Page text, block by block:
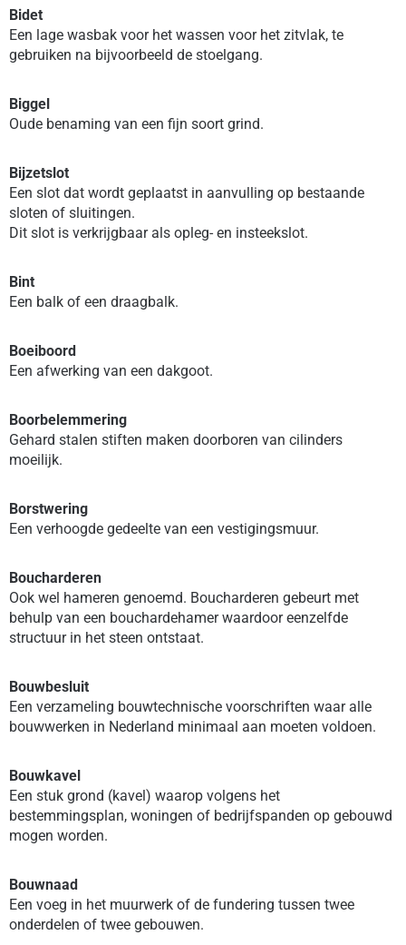
Bidet
Een lage wasbak voor het wassen voor het zitvlak, te
gebruiken na bijvoorbeeld de stoelgang.
Biggel
Oude benaming van een fijn soort grind.
Bijzetslot
Een slot dat wordt geplaatst in aanvulling op bestaande
sloten of sluitingen.
Dit slot is verkrijgbaar als opleg- en insteekslot.
Bint
Een balk of een draagbalk.
Boeiboord
Een afwerking van een dakgoot.
Boorbelemmering
Gehard stalen stiften maken doorboren van cilinders
moeilijk.
Borstwering
Een verhoogde gedeelte van een vestigingsmuur.
Boucharderen
Ook wel hameren genoemd. Boucharderen gebeurt met
behulp van een bouchardehamer waardoor eenzelfde
structuur in het steen ontstaat.
Bouwbesluit
Een verzameling bouwtechnische voorschriften waar alle
bouwwerken in Nederland minimaal aan moeten voldoen.
Bouwkavel
Een stuk grond (kavel) waarop volgens het
bestemmingsplan, woningen of bedrijfspanden op gebouwd
mogen worden.
Bouwnaad
Een voeg in het muurwerk of de fundering tussen twee
onderdelen of twee gebouwen.